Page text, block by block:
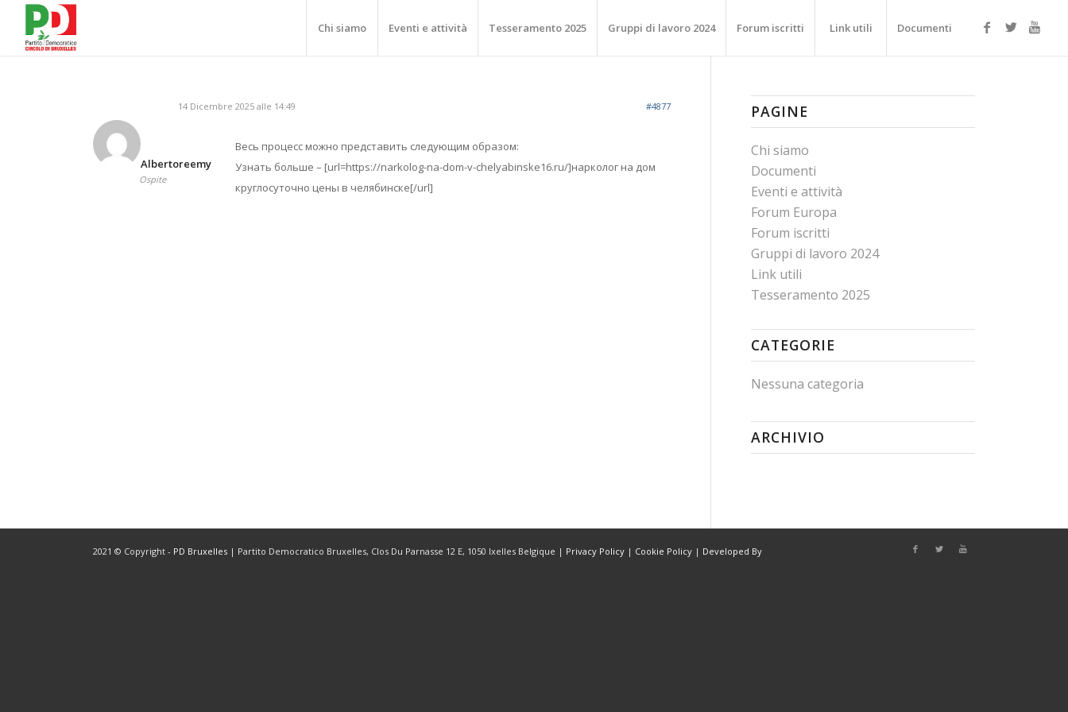
Chi siamo Eventi e attività Tesseramento 2025 Gruppi di lavoro 2024 Forum iscritti Link utili Documenti
14 Dicembre 2025 alle 14:49 #4877
Albertoreemy
Ospite
Весь процесс можно представить следующим образом:
Узнать больше – [url=https://narkolog-na-dom-v-chelyabinske16.ru/]нарколог на дом
круглосуточно цены в челябинске[/url]
PAGINE
Chi siamo
Documenti
Eventi e attività
Forum Europa
Forum iscritti
Gruppi di lavoro 2024
Link utili
Tesseramento 2025
CATEGORIE
Nessuna categoria
ARCHIVIO
2021 © Copyright - PD Bruxelles | Partito Democratico Bruxelles, Clos Du Parnasse 12 E, 1050 Ixelles Belgique | Privacy Policy | Cookie Policy | Developed By